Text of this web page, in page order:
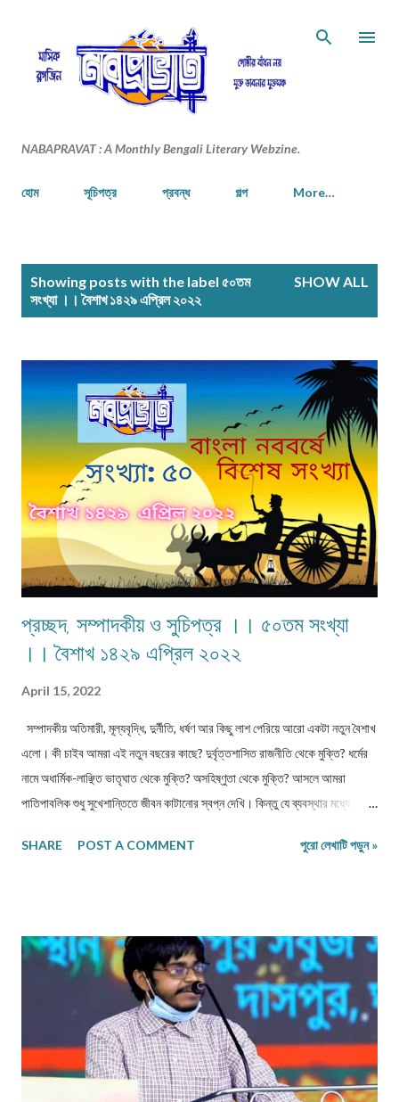
NABAPRAVAT : A Monthly Bengali Literary Webzine.
হোম সূচিপত্র প্রবন্ধ গল্প More…
Showing posts with the label ৫০তম
সংখ্যা ।। বৈশাখ ১৪২৯ এপ্রিল ২০২২
SHOW ALL
প্রচ্ছদ, সম্পাদকীয় ও সুচিপত্র ।। ৫০তম সংখ্যা
।। বৈশাখ ১৪২৯ এপ্রিল ২০২২
April 15, 2022
সম্পাদকীয় অতিমারী, মূল্যবৃদ্ধি, দুর্নীতি, ধর্ষণ আর কিছু লাশ পেরিয়ে আরো একটা নতুন বৈশাখ
এলো। কী চাইব আমরা এই নতুন বছরের কাছে? দুর্বৃত্তশাসিত রাজনীতি থেকে মুক্তি? ধর্মের
নামে অধার্মিক-লাঞ্ছিত ভাতৃঘাত থেকে মুক্তি? অসহিষ্ণুতা থেকে মুক্তি? আসলে আমরা
পাতিপাবলিক শুধু সুখেশান্তিতে জীবন কাটানোর স্বপ্ন দেখি। কিন্তু যে ব্যবস্থার মধ্যে
তাই নতুন বছর বিশল্যকরণীর সন্ধান দিক -- এই আশায় সকলকে শ্রদ্ধা ও শুভেচ্ছা জানিয়ে
কান্তি দেব স্মৃতিকথা ।। পয়লা বৈশাখ আর কালবৈশাখী ।। সোমা চক্রবর্তী মুক্তগদ্য ।।
"নব আনন্দে জাগো আজি…" ।। শ্রীজিৎ জানা নিবন্ধ ।। পয়লা বোশেখ ।। শিবপ্রসাদ
পুরকায়স্থ নিবন্ধ ।। নববর্ষের আবির্ভাব ।। রমলা মুখার্জী মুক্তগদ্য ।। নববর্ষের কুচুটে
ভাবনা ।। মুক্তিপ্রকাশ...
SHARE POST A COMMENT পুরো লেখাটি পড়ুন »